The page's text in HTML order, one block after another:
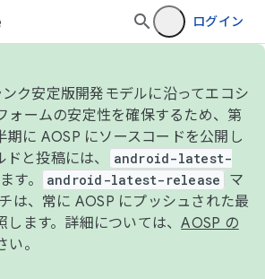
ログイン
ク安定版開発モデルに沿ってエコシ
ォームの安定性を確保するため、第
期に AOSP にソースコードを公開し
と投稿には、
android-latest-
す。 android-latest-release
マ
は、常に AOSP にプッシュされた最
します。詳細については、AOSP の
。